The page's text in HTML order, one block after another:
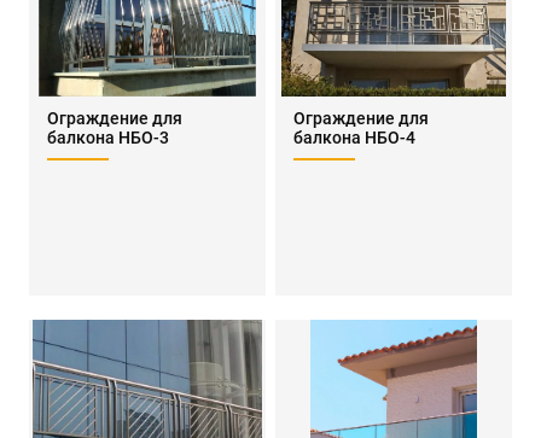
Ограждение для
балкона НБО-3
Ограждение для
балкона НБО-4